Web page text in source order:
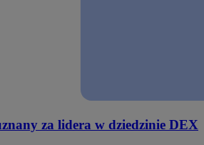
za lidera w dziedzinie DEX